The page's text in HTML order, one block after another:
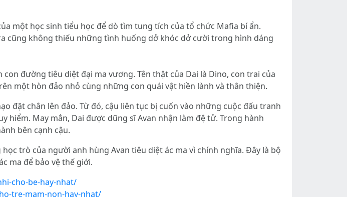
một học sinh tiểu học để dò tìm tung tích của tổ chức Mafia bí ẩn.
cũng không thiếu những tình huống dở khóc dở cười trong hình dáng
đường tiêu diệt đại ma vương. Tên thật của Dai là Dino, con trai của
một hòn đảo nhỏ cùng những con quái vật hiền lành và thân thiện.
đặt chân lên đảo. Từ đó, cậu liên tục bị cuốn vào những cuộc đấu tranh
hiểm. May mắn, Dai được dũng sĩ Avan nhận làm đệ tử. Trong hành
bên cạnh cậu.
trò của người anh hùng Avan tiêu diệt ác ma vì chính nghĩa. Đây là bộ
ma để bảo vệ thế giới.
cho-be-hay-nhat/
tre-mam-non-hay-nhat/